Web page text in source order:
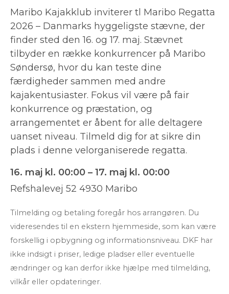
Maribo Kajakklub inviterer tl Maribo Regatta
2026 – Danmarks hyggeligste stævne, der
finder sted den 16. og 17. maj. Stævnet
tilbyder en række konkurrencer på Maribo
Søndersø, hvor du kan teste dine
færdigheder sammen med andre
kajakentusiaster. Fokus vil være på fair
konkurrence og præstation, og
arrangementet er åbent for alle deltagere
uanset niveau. Tilmeld dig for at sikre din
plads i denne velorganiserede regatta.
16. maj kl. 00:00 – 17. maj kl. 00:00
Refshalevej 52 4930 Maribo
Tilmelding og betaling foregår hos arrangøren. Du
videresendes til en ekstern hjemmeside, som kan være
forskellig i opbygning og informationsniveau. DKF har
ikke indsigt i priser, ledige pladser eller eventuelle
ændringer og kan derfor ikke hjælpe med tilmelding,
vilkår eller opdateringer.